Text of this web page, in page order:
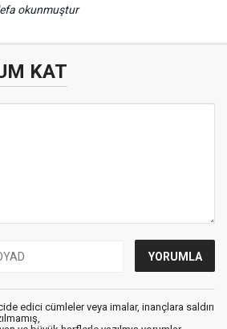
okunmuştur
KAT
edici cümleler veya imalar, inançlara saldırı